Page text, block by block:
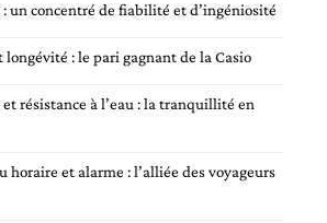
un concentré de fiabilité et d’ingéniosité
longévité : le pari gagnant de la Casio
résistance à l’eau : la tranquillité en
horaire et alarme : l’alliée des voyageurs